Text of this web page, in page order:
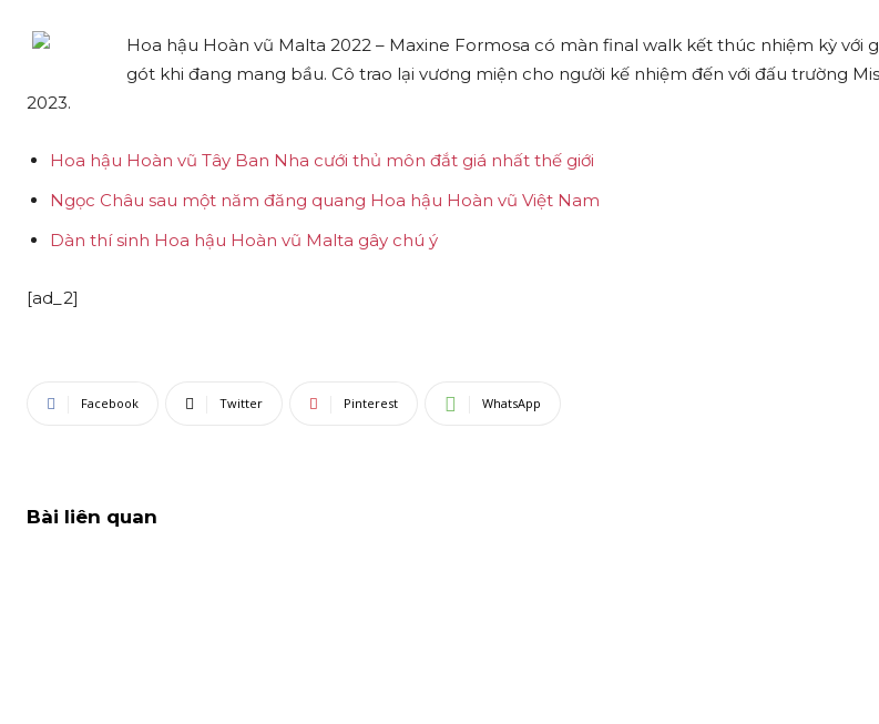
Hoa hậu Hoàn vũ Malta 2022 – Maxine Formosa có màn final walk kết thúc nhiệm kỳ với
gót khi đang mang bầu. Cô trao lại vương miện cho người kế nhiệm đến với đấu trường
2023.
Hoa hậu Hoàn vũ Tây Ban Nha cưới thủ môn đắt giá nhất thế giới
Ngọc Châu sau một năm đăng quang Hoa hậu Hoàn vũ Việt Nam
Dàn thí sinh Hoa hậu Hoàn vũ Malta gây chú ý
[ad_2]
Facebook Twitter Pinterest WhatsApp
Bài liên quan